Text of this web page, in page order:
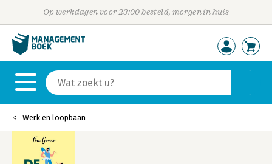
Op werkdagen voor 23:00 besteld, morgen in huis
Werk en loopbaan